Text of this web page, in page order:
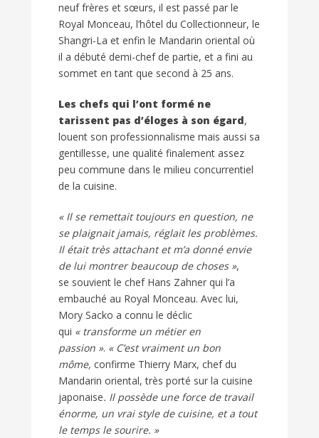
neuf frères et sœurs, il est passé par le
Royal Monceau, l’hôtel du Collectionneur, le
Shangri-La et enfin le Mandarin oriental où
il a débuté demi-chef de partie, et a fini au
sommet en tant que second à 25 ans.
Les chefs qui l’ont formé ne
tarissent pas d’éloges à son égard,
louent son professionnalisme mais aussi sa
gentillesse, une qualité finalement assez
peu commune dans le milieu concurrentiel
de la cuisine.
« Il se remettait toujours en question, ne
se plaignait jamais, réglait les problèmes.
Il était très attachant et m’a donné envie
de lui montrer beaucoup de choses »,
se souvient le chef Hans Zahner qui l’a
embauché au Royal Monceau. Avec lui,
Mory Sacko a connu le déclic
qui « transforme un métier en
passion ». « C’est vraiment un bon
môme, confirme Thierry Marx, chef du
Mandarin oriental, très porté sur la cuisine
japonaise. Il possède une force de travail
énorme, un vrai style de cuisine, et a tout
le temps le sourire. »